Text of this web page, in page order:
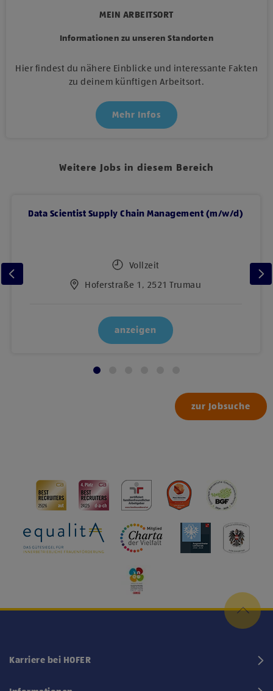
MEIN ARBEITSORT
Informationen zu unseren Standorten
Hier findest du nähere Einblicke und interessante Fakten
zu deinem künftigen Arbeitsort.
Mehr Infos
Weitere Jobs in diesem Bereich
Data Scientist Supply Chain Management (m/w/d)
Vollzeit
Hoferstraße 1, 2521 Trumau
anzeigen
zur Jobsuche
Karriere bei HOFER